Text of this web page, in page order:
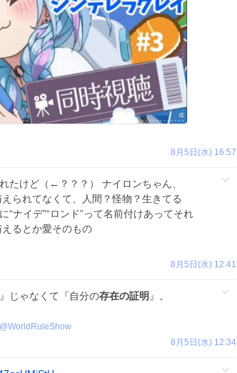
8月5日(水) 16:57
たけど（←？？？） ナイロンちゃん、
られてなくて、人間？怪物？生きてる
ナイデ”“ロンド”って名前付けあってそれ
るとか愛そのもの
8月5日(水) 12:41
じゃなくて『自分の存在の証明 』。
@WorldRuleShow
8月5日(水) 12:34